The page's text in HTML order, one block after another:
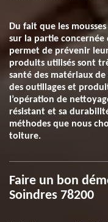
Du fait que les
sur la partie
permet de prévenir
produits utilisés sont
santé des matériaux
des outillages et
l’opération de
résistant et sa
méthodes que nous
toiture.
Faire un bon
Soindres 78200